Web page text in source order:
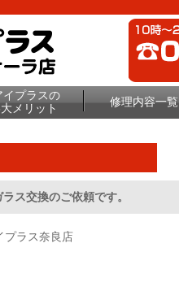
イプラスの
メリット
修理内容一覧
ス交換のご依頼です。
プラス奈良店